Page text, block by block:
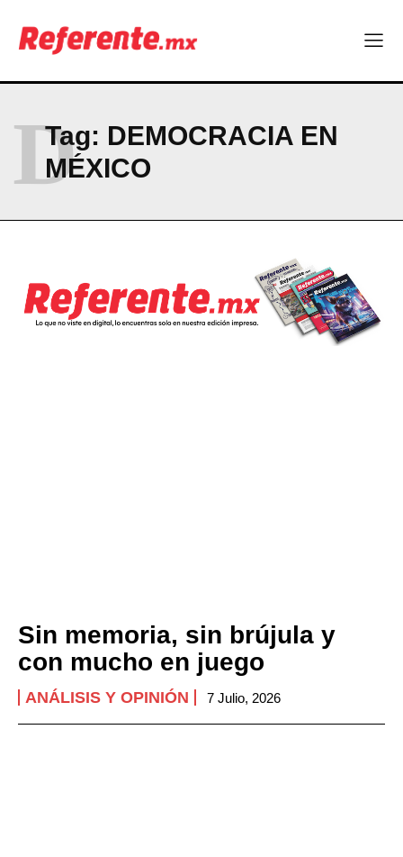
Tag: DEMOCRACIA EN
MÉXICO
D
Sin memoria, sin brújula y
con mucho en juego
ANÁLISIS Y OPINIÓN 7 Julio, 2026